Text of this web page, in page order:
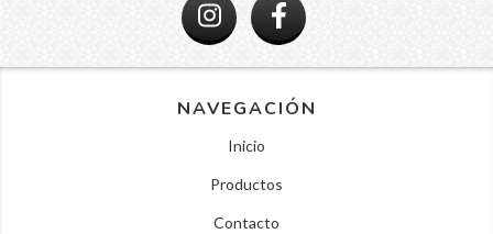
NAVEGACIÓN
Inicio
Productos
Contacto